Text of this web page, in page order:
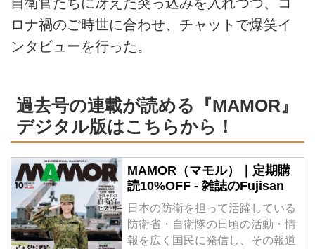
ロナ禍のご時世に合わせ、チャットで爆笑イ
ンタビューを行った。
過去号の連載が読める『MAMOR』
デジタル版はこちらから！
MAMOR（マモル）｜定期購
読10%OFF - 雑誌のFujisan
日本の防衛を担って活躍している
防衛省・自衛隊の日頃の活動・情
報を広く国民に発信し、その報道